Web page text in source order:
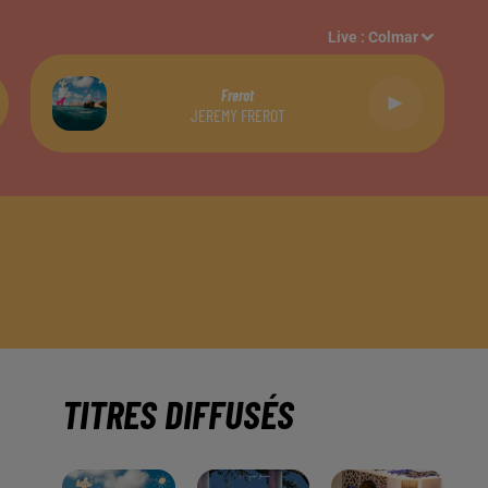
Live :Colmar
Frerot
JEREMY FREROT
TITRES DIFFUSÉS